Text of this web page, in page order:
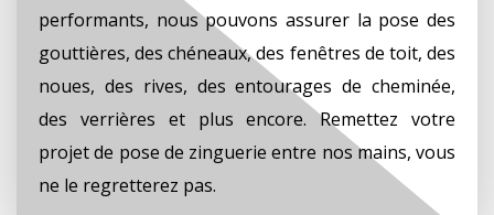
performants, nous pouvons assurer la pose des
gouttières, des chéneaux, des fenêtres de toit, des
noues, des rives, des entourages de cheminée,
des verrières et plus encore. Remettez votre
projet de pose de zinguerie entre nos mains, vous
ne le regretterez pas.